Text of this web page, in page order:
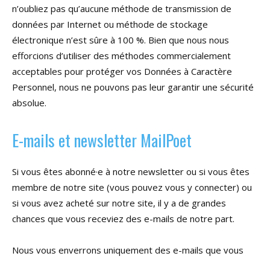
n’oubliez pas qu’aucune méthode de transmission de
données par Internet ou méthode de stockage
électronique n’est sûre à 100 %. Bien que nous nous
efforcions d’utiliser des méthodes commercialement
acceptables pour protéger vos Données à Caractère
Personnel, nous ne pouvons pas leur garantir une sécurité
absolue.
E-mails et newsletter MailPoet
Si vous êtes abonné·e à notre newsletter ou si vous êtes
membre de notre site (vous pouvez vous y connecter) ou
si vous avez acheté sur notre site, il y a de grandes
chances que vous receviez des e-mails de notre part.
Nous vous enverrons uniquement des e-mails que vous